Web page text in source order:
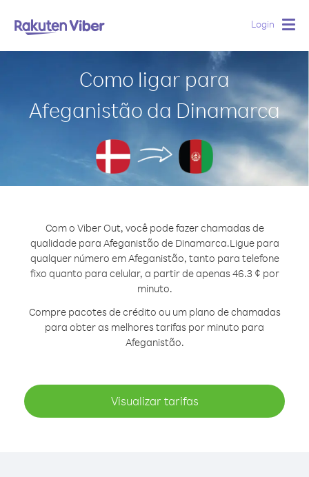
Login
Como ligar para
Afeganistão da Dinamarca
Com o Viber Out, você pode fazer chamadas de
qualidade para Afeganistão de Dinamarca.Ligue para
qualquer número em Afeganistão, tanto para telefone
fixo quanto para celular, a partir de apenas 46.3 ¢ por
minuto.
Compre pacotes de crédito ou um plano de chamadas
para obter as melhores tarifas por minuto para
Afeganistão.
Visualizar tarifas